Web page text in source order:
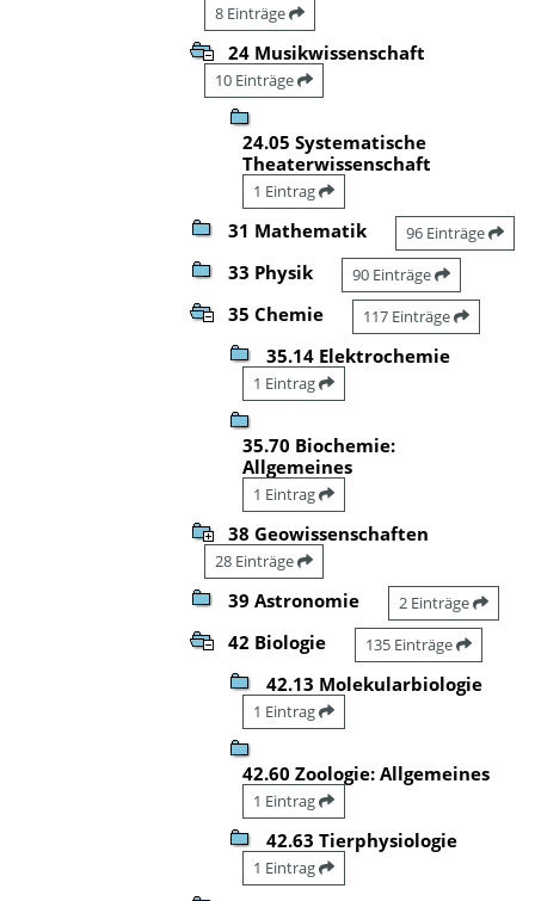
8 Einträge
24 Musikwissenschaft
10 Einträge
24.05 Systematische
Theaterwissenschaft
1 Eintrag
31 Mathematik 96 Einträge
33 Physik 90 Einträge
35 Chemie 117 Einträge
35.14 Elektrochemie
1 Eintrag
35.70 Biochemie:
Allgemeines
1 Eintrag
38 Geowissenschaften
28 Einträge
39 Astronomie 2 Einträge
42 Biologie 135 Einträge
42.13 Molekularbiologie
1 Eintrag
42.60 Zoologie: Allgemeines
1 Eintrag
42.63 Tierphysiologie
1 Eintrag